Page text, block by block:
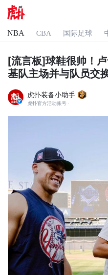
NBA CBA 国际足球
[流言板]球鞋很帅！
基队主场并与队员交
虎扑装备小助手
虎扑官方活动账号 ·